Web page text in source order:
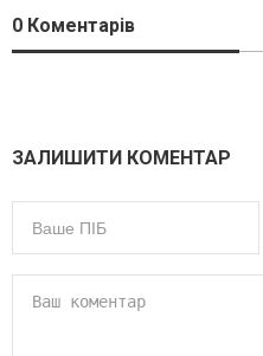
0 Коментарів
ЗАЛИШИТИ КОМЕНТАР